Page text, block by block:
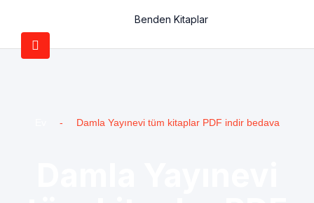
Benden Kitaplar
- Damla Yayınevi tüm kitaplar PDF indir bedava